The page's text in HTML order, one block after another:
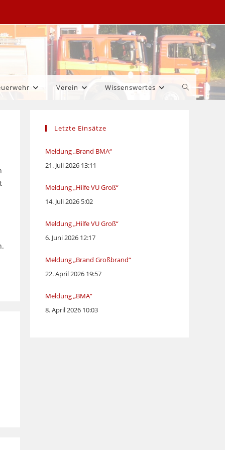
Verein Wissenswertes Website-
Letzte Einsätze
Meldung „Brand BMA“
21. Juli 2026 13:11
Meldung „Hilfe VU Groß“
14. Juli 2026 5:02
Meldung „Hilfe VU Groß“
6. Juni 2026 12:17
Meldung „Brand Großbrand“
22. April 2026 19:57
Meldung „BMA“
8. April 2026 10:03